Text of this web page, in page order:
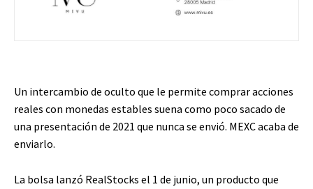
Un intercambio de oculto que le permite comprar acciones
reales con monedas estables suena como poco sacado de
una presentación de 2021 que nunca se envió. MEXC acaba de
enviarlo.
La bolsa lanzó RealStocks el 1 de junio, un producto que